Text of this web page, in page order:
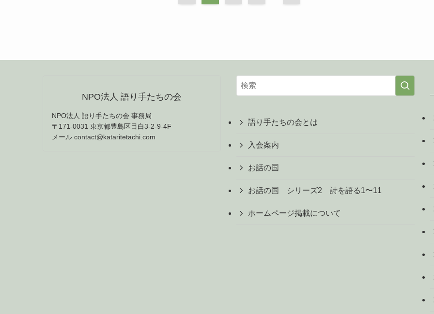
NPO法人 語り手たちの会
NPO法人 語り手たちの会 事務局
〒171-0031 東京都豊島区目白3-2-9-4F
メール contact@kataritetachi.com
語り手たちの会とは
入会案内
お話の国
お話の国 シリーズ2 詩を語る1〜11
ホームページ掲載について